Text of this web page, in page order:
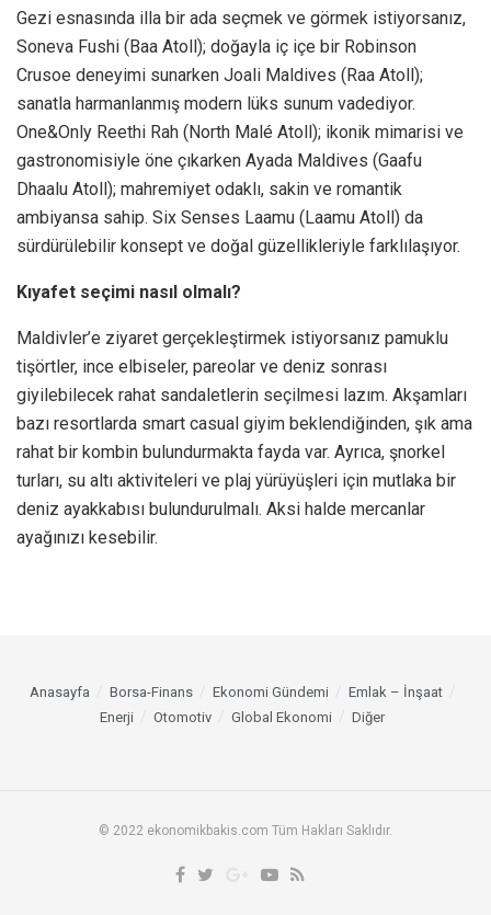
Gezi esnasında illa bir ada seçmek ve görmek istiyorsanız,
Soneva Fushi (Baa Atoll); doğayla iç içe bir Robinson
Crusoe deneyimi sunarken Joali Maldives (Raa Atoll);
sanatla harmanlanmış modern lüks sunum vadediyor.
One&Only Reethi Rah (North Malé Atoll); ikonik mimarisi ve
gastronomisiyle öne çıkarken Ayada Maldives (Gaafu
Dhaalu Atoll); mahremiyet odaklı, sakin ve romantik
ambiyansa sahip. Six Senses Laamu (Laamu Atoll) da
sürdürülebilir konsept ve doğal güzellikleriyle farklılaşıyor.
Kıyafet seçimi nasıl olmalı?
Maldivler’e ziyaret gerçekleştirmek istiyorsanız pamuklu
tişörtler, ince elbiseler, pareolar ve deniz sonrası
giyilebilecek rahat sandaletlerin seçilmesi lazım. Akşamları
bazı resortlarda smart casual giyim beklendiğinden, şık ama
rahat bir kombin bulundurmakta fayda var. Ayrıca, şnorkel
turları, su altı aktiviteleri ve plaj yürüyüşleri için mutlaka bir
deniz ayakkabısı bulundurulmalı. Aksi halde mercanlar
ayağınızı kesebilir.
Anasayfa Borsa-Finans Ekonomi Gündemi
Emlak – İnşaat
Enerji
Otomotiv Global Ekonomi Diğer
© 2022 ekonomikbakis.com Tüm Hakları Saklıdır.